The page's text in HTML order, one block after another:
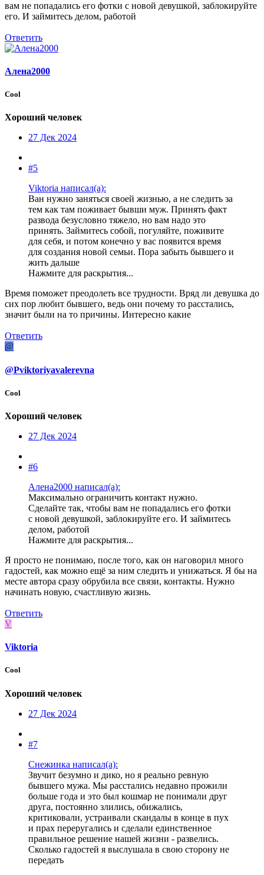
вам не попадались его фотки с новой девушкой, заблокируйте
его. И займитесь делом, работой
Ответить
Алена2000
Cool
Хороший человек
27 Дек 2024
#5
Viktoria написал(а):
Ван нужно заняться своей жизнью, а не следить за
тем как там поживает бывши муж. Принять факт
развода безусловно тяжело, но вам надо это
принять. Займитесь собой, погуляйте, поживите
для себя, и потом конечно у вас появится время
для создания новой семьи. Пора забыть бывшего и
жить дальше
Нажмите для раскрытия...
Время поможет преодолеть все трудности. Вряд ли девушка до
сих пор любит бывшего, ведь они почему то расстались,
значит были на то причины. Интересно какие
Ответить
@
@Pviktoriyavalerevna
Cool
Хороший человек
27 Дек 2024
#6
Алена2000 написал(а):
Максимально ограничить контакт нужно.
Сделайте так, чтобы вам не попадались его фотки
с новой девушкой, заблокируйте его. И займитесь
делом, работой
Нажмите для раскрытия...
Я просто не понимаю, после того, как он наговорил много
гадостей, как можно ещё за ним следить и унижаться. Я бы на
месте автора сразу обрубила все связи, контакты. Нужно
начинать новую, счастливую жизнь.
Ответить
V
Viktoria
Cool
Хороший человек
27 Дек 2024
#7
Снежинка написал(а):
Звучит безумно и дико, но я реально ревную
бывшего мужа. Мы расстались недавно прожили
больше года и это был кошмар не понимали друг
друга, постоянно злились, обижались,
критиковали, устраивали скандалы в конце в пух
и прах переругались и сделали единственное
правильное решение нашей жизни - развелись.
Сколько гадостей я выслушала в свою сторону не
передать